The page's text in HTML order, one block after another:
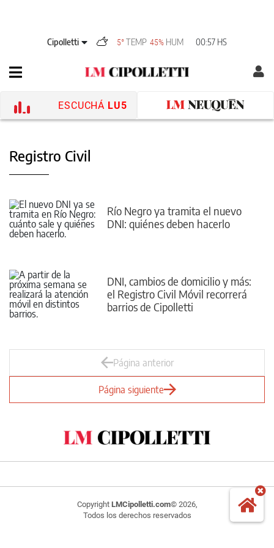
Cipolletti 5° TEMP 45% HUM 00:57 HS
ESCUCHÁ LU5
Registro Civil
Río Negro ya tramita el nuevo
DNI: quiénes deben hacerlo
DNI, cambios de domicilio y más:
el Registro Civil Móvil recorrerá
barrios de Cipolletti
Página anterior
Página siguiente
Copyright LMCipolletti.com© 2026,
Todos los derechos reservados